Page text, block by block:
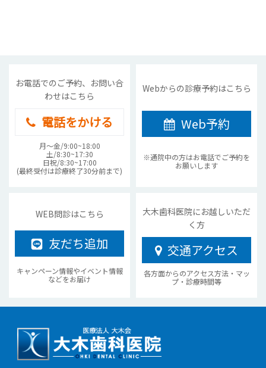
お電話でのご予約、お問い合
わせはこちら
電話をかける
月〜金/9:00~18:00
土/8:30~17:30
日祝/8:30~17:00
(最終受付は診療終了30分前まで)
Webからの診療予約はこちら
Web予約
※通院中の方はお電話でご予約を
お願いします
WEB問診はこちら
友だち追加
キャンペーン情報やイベント情報
などをお届け
大木歯科医院にお越しいただ
く方
交通アクセス
各方面からのアクセス方法・マッ
プ・診療時間等